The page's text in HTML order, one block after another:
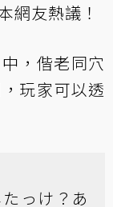
網友熱議！
，偕老同穴
玩家可以透
っけ？あ